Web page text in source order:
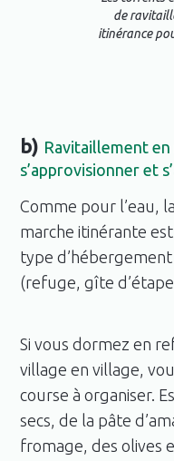
de
itinérance
b) Ravitaillement
s’approvisionner et
Comme pour l’eau,
marche itinérante
type
(refuge, gîte
Si vous dormez en
village en village,
course à organiser.
secs, de la pâte
fromage, des olives